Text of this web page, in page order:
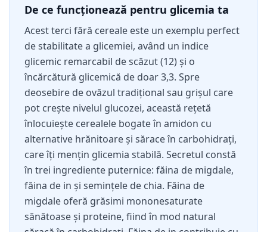
De ce funcționează pentru glicemia ta
Acest terci fără cereale este un exemplu perfect
de stabilitate a glicemiei, având un indice
glicemic remarcabil de scăzut (12) și o
încărcătură glicemică de doar 3,3. Spre
deosebire de ovăzul tradițional sau grișul care
pot crește nivelul glucozei, această rețetă
înlocuiește cerealele bogate în amidon cu
alternative hrănitoare și sărace în carbohidrați,
care îți mențin glicemia stabilă. Secretul constă
în trei ingrediente puternice: făina de migdale,
făina de in și semințele de chia. Făina de
migdale oferă grăsimi mononesaturate
sănătoase și proteine, fiind în mod natural